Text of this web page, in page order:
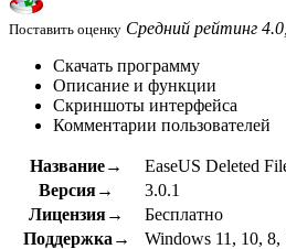
Поставить оценку Средний рейтинг
Скачать программу
Описание и функции
Скриншоты интерфейса
Комментарии пользователей
Название→
EaseUS Deleted
Версия→
3.0.1
Лицензия→
Бесплатно
Поддержка→
Windows 11, 10,